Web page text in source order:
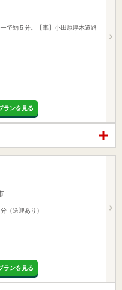
ーで約５分。【車】小田原厚木道路-
ランを見る
（送迎あり）
ランを見る